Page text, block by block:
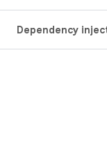
Dependency